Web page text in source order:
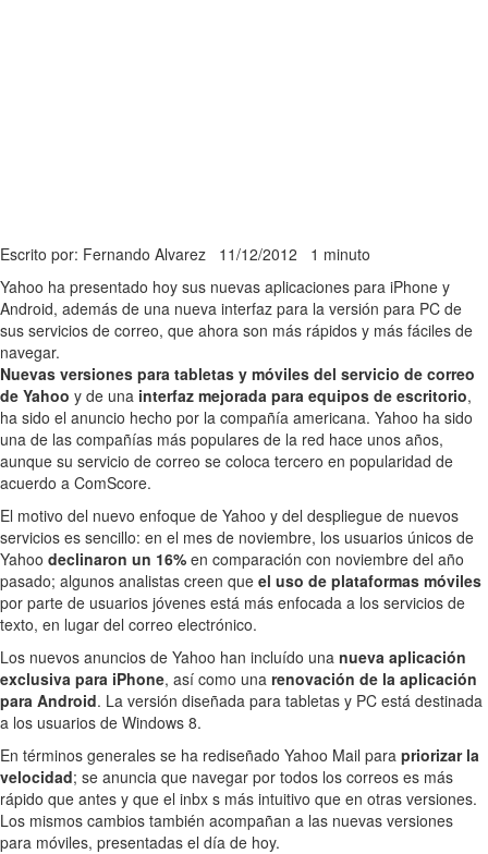
Escrito por: Fernando Alvarez 11/12/2012 1 minuto
Yahoo ha presentado hoy sus nuevas aplicaciones para iPhone y
Android, además de una nueva interfaz para la versión para PC de
sus servicios de correo, que ahora son más rápidos y más fáciles de
navegar.
Nuevas versiones para tabletas y móviles del servicio de correo
de Yahoo y de una interfaz mejorada para equipos de escritorio,
ha sido el anuncio hecho por la compañía americana. Yahoo ha sido
una de las compañías más populares de la red hace unos años,
aunque su servicio de correo se coloca tercero en popularidad de
acuerdo a ComScore.
El motivo del nuevo enfoque de Yahoo y del despliegue de nuevos
servicios es sencillo: en el mes de noviembre, los usuarios únicos de
Yahoo declinaron un 16% en comparación con noviembre del año
pasado; algunos analistas creen que el uso de plataformas móviles
por parte de usuarios jóvenes está más enfocada a los servicios de
texto, en lugar del correo electrónico.
Los nuevos anuncios de Yahoo han incluído una nueva aplicación
exclusiva para iPhone, así como una renovación de la aplicación
para Android. La versión diseñada para tabletas y PC está destinada
a los usuarios de Windows 8.
En términos generales se ha rediseñado Yahoo Mail para priorizar la
velocidad; se anuncia que navegar por todos los correos es más
rápido que antes y que el inbx s más intuitivo que en otras versiones.
Los mismos cambios también acompañan a las nuevas versiones
para móviles, presentadas el día de hoy.